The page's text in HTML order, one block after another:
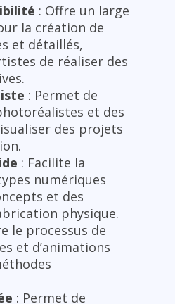
: Offre un large
la création de
et détaillés,
de réaliser des
: Permet de
et des
des projets
: Facilite la
numériques
et des
physique.
le processus de
et d’animations
: Permet de